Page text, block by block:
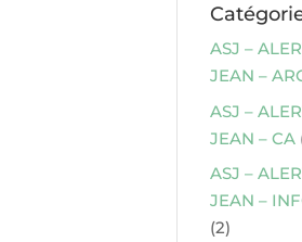
ASJ –
JEAN –
ASJ –
JEAN – CA
ASJ –
JEAN –
(2)